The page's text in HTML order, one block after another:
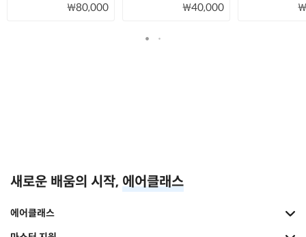
₩80,000 ₩40,000
새로운 배움의 시작, 에어클래스
에어클래스